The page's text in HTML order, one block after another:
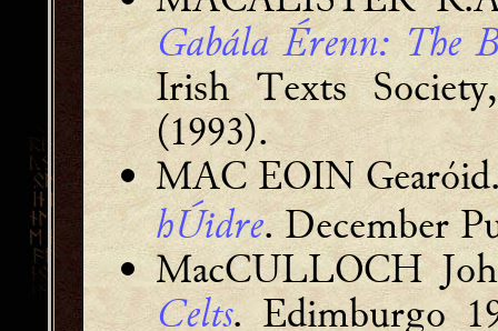
Gabála Érenn: The
Irish Texts
(1993).
MAC EOIN
hÚidre. December
MacCULLOCH
Celts. Edimburgo